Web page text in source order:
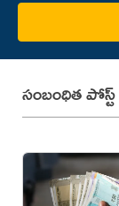
సంబంధిత పోస్ట్